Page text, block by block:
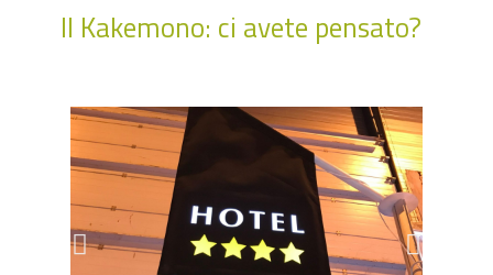
Il Kakemono: ci avete pensato?